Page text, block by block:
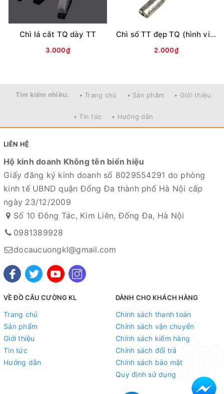
Chì lá cắt TQ dày TT
3.000₫
Chì số TT đẹp TQ (hình viên đạn)
2.000₫
Tìm kiếm nhiều: • Trang chủ • Sản phẩm • Giới thiệu
• Tin tức • Hướng dẫn
LIÊN HỆ
Hộ kinh doanh Không tên biển hiệu
Giấy đăng ký kinh doanh số 8029554291 do phòng
kinh tế UBND quận Đống Đa thành phố Hà Nội cấp
ngày 23/12/2009
Số 10 Đông Tác, Kim Liên, Đống Đa, Hà Nội
0981389928
docaucuongkl@gmail.com
VỀ ĐỒ CÂU CƯỜNG KL
Trang chủ
Sản phẩm
Giới thiệu
Tin tức
Hướng dẫn
DÀNH CHO KHÁCH HÀNG
Chính sách thanh toán
Chính sách vận chuyển
Chính sách kiểm hàng
Chính sách đổi trả
Chính sách bảo mật
Quy định sử dụng